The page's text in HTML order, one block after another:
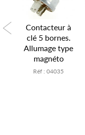
Contacteur à
clé 5 bornes.
Allumage type
magnéto
Réf : 04035